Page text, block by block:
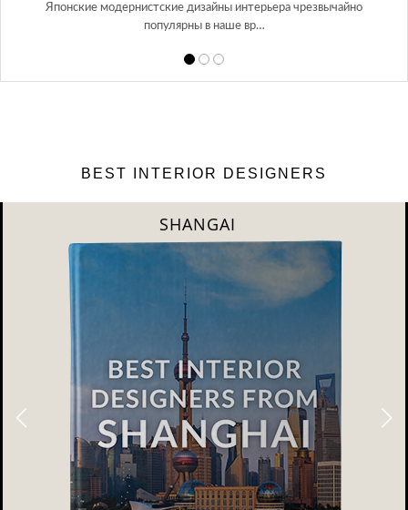
Японские модернистские дизайны интерьера чрезвычайно
популярны в наше вр…
BEST INTERIOR DESIGNERS
SHANGAI